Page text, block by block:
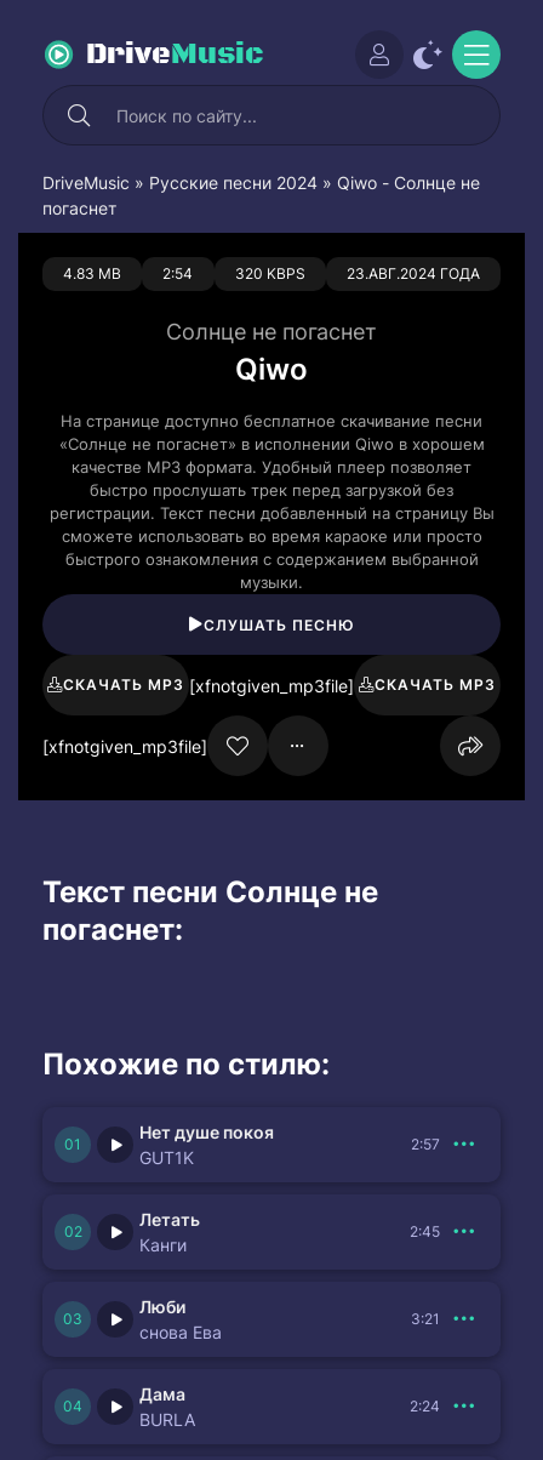
DriveMusic
DriveMusic » Русские песни 2024 » Qiwo - Солнце не
погаснет
4.83 MB 2:54 320 KBPS 23.АВГ.2024 ГОДА
0 0
Солнце не погаснет
Qiwo
На странице доступно бесплатное скачивание песни
«Солнце не погаснет» в исполнении Qiwo в хорошем
качестве MP3 формата. Удобный плеер позволяет
быстро прослушать трек перед загрузкой без
регистрации. Текст песни добавленный на страницу Вы
сможете использовать во время караоке или просто
быстрого ознакомления с содержанием выбранной
музыки.
СЛУШАТЬ ПЕСНЮ
СКАЧАТЬ MP3 [xfnotgiven_mp3file] СКАЧАТЬ MP3
[xfnotgiven_mp3file]
Текст песни Солнце не
погаснет:
Похожие по стилю:
Нет душе покоя
GUT1K
2:57
Летать
Канги
2:45
Люби
снова Ева
3:21
Дама
BURLA
2:24